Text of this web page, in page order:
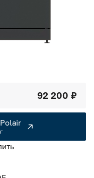
92 200 ₽